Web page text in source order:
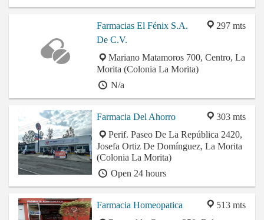
297 mts
Farmacias El Fénix S.A.
De C.V.
Mariano Matamoros 700, Centro, La
Morita (Colonia La Morita)
N/a
303 mts
Farmacia Del Ahorro
Perif. Paseo De La República 2420,
Josefa Ortiz De Domínguez, La Morita
(Colonia La Morita)
Open 24 hours
513 mts
Farmacia Homeopatica